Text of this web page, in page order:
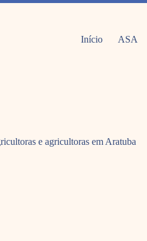
Início ASA
e agricultoras em Aratuba